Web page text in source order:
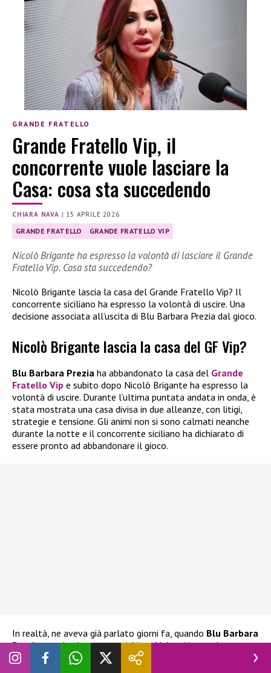
GRANDE FRATELLO
Grande Fratello Vip, il
concorrente vuole lasciare la
Casa: cosa sta succedendo
CHIARA NAVA | 15 APRILE 2026
GRANDE FRATELLO GRANDE FRATELLO VIP
Nicolò Brigante ha espresso la volontà di lasciare il Grande
Fratello Vip. Cosa sta succedendo?
Nicolò Brigante lascia la casa del Grande Fratello Vip? Il
concorrente siciliano ha espresso la volontà di uscire. Una
decisione associata all’uscita di Blu Barbara Prezia dal gioco.
Nicolò Brigante lascia la casa del GF Vip?
Blu Barbara Prezia ha abbandonato la casa del Grande
Fratello Vip e subito dopo Nicolò Brigante ha espresso la
volontà di uscire. Durante l’ultima puntata andata in onda, è
stata mostrata una casa divisa in due alleanze, con litigi,
strategie e tensione. Gli animi non si sono calmati neanche
durante la notte e il concorrente siciliano ha dichiarato di
essere pronto ad abbandonare il gioco.
In realtà, ne aveva già parlato giorni fa, quando Blu Barbara
Preziaera al televoto con Adriana Volpe, Alessandra
Mussolini e Lucia Ilarido. L’ex tronista aveva già espresso